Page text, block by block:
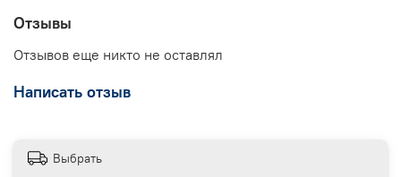
Отзывы
Отзывов еще никто не оставлял
Написать отзыв
Выбрать